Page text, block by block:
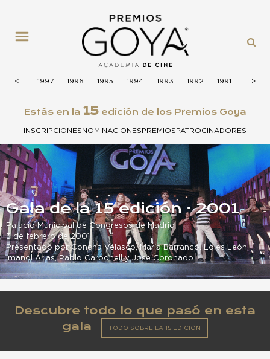
<
<
1998 1997 1996 1995 1994 1993 1992 1991 1990
>
>
Estás en la 15edición de los Premios Goya
INSCRIPCIONESNOMINACIONESPREMIOSPATROCINADORES
Gala de la 15 edición · 2001
Palacio Municipal de Congresos de Madrid
3 de febrero de 2001
Presentado por Concha Velasco, María Barranco, Loles León,
Imanol Arias, Pablo Carbonell y Jose Coronado
Descubre todo lo que pasó en esta
gala
TODO SOBRE LA 15 EDICIÓN